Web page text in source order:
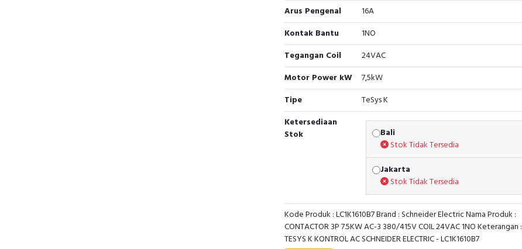
Arus Pengenal
16A
Kontak Bantu
1NO
Tegangan Coil
24VAC
Motor Power kW
7,5kW
Tipe
TeSys K
Ketersediaan
Stok
Bali
Stok Tidak Tersedia
Jakarta
Stok Tidak Tersedia
Kode Produk : LC1K1610B7 Brand : Schneider Electric Nama Produk :
CONTACTOR 3P 7.5KW AC-3 380/415V COIL 24VAC 1NO Keterangan :
TESYS K KONTROL AC SCHNEIDER ELECTRIC - LC1K1610B7